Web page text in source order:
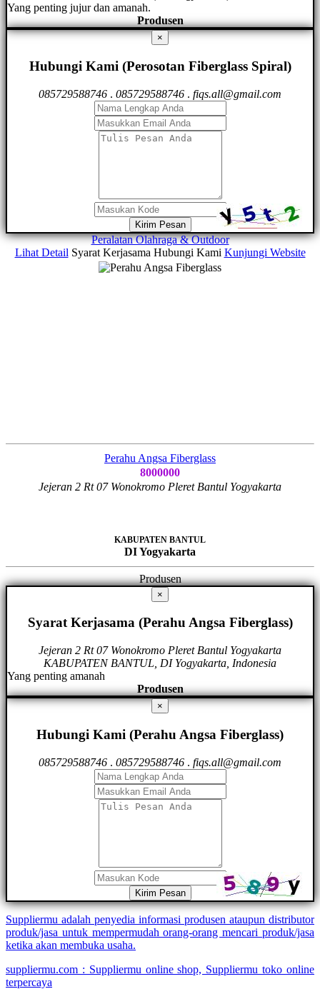
Yang penting jujur dan amanah.
Produsen
×
Hubungi Kami (Perosotan Fiberglass Spiral)
085729588746 . 085729588746 . fiqs.all@gmail.com
Kirim Pesan
Peralatan Olahraga & Outdoor
Lihat Detail Syarat Kerjasama Hubungi Kami Kunjungi Website
Perahu Angsa Fiberglass
8000000
Jejeran 2 Rt 07 Wonokromo Pleret Bantul Yogyakarta
KABUPATEN BANTUL
DI Yogyakarta
Produsen
×
Syarat Kerjasama (Perahu Angsa Fiberglass)
Jejeran 2 Rt 07 Wonokromo Pleret Bantul Yogyakarta
KABUPATEN BANTUL, DI Yogyakarta, Indonesia
Yang penting amanah
Produsen
×
Hubungi Kami (Perahu Angsa Fiberglass)
085729588746 . 085729588746 . fiqs.all@gmail.com
Kirim Pesan
Suppliermu adalah penyedia informasi produsen ataupun distributor
produk/jasa untuk mempermudah orang-orang mencari produk/jasa
ketika akan membuka usaha.
suppliermu.com : Suppliermu online shop, Suppliermu toko online
terpercaya